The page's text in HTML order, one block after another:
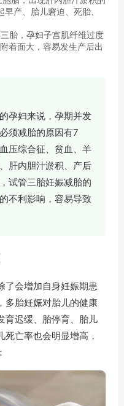
产、胎儿窘迫、死胎、
胎，孕妇子宫肌纤维过度
着面大，容易发生产后出
孕妇来说，孕期并发
须减胎的原因有7
压综合征、贫血、羊
肝内胆汁淤积、产后
试管三胎妊娠减胎的
不利影响，容易导致
了会增加自身妊娠期患
多胎妊娠对胎儿的健康
育迟缓、胎停育、胎儿
亡率也会明显增高，